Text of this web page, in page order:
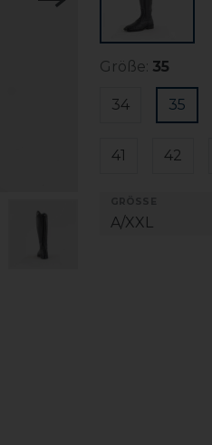
Größe: 35
34 35
41 42